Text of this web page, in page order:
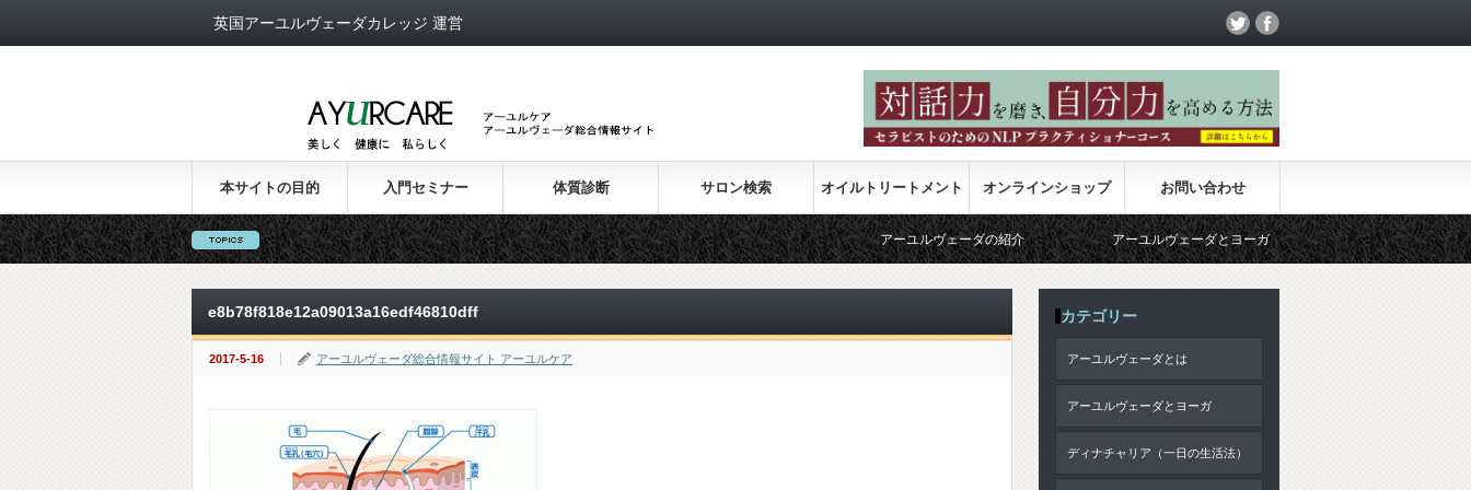
本サイトの目的 入門セミナー 体質診断 サロン検索 オイルトリートメント オンラインショップ お問い合わせ
アーユルヴェーダの紹介 アーユルヴェーダとヨーガ サンキャ哲学
英国アーユルヴェーダカレッジ 運営
e8b78f818e12a09013a16edf46810dff
2017-5-16 アーユルヴェーダ総合情報サイト アーユルケア
カテゴリー
アーユルヴェーダとは
アーユルヴェーダとヨーガ
ディナチャリア（一日の生活法）